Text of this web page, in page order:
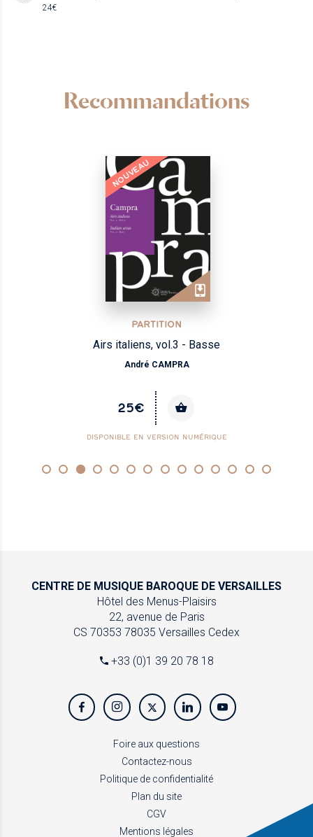
24€
Recommandations
NOUVEAU
PARTITION
Airs italiens, vol.3 - Basse
André CAMPRA
25€
DISPONIBLE EN VERSION NUMÉRIQUE
CENTRE DE MUSIQUE BAROQUE DE VERSAILLES
Hôtel des Menus-Plaisirs
22, avenue de Paris
CS 70353 78035 Versailles Cedex
+33 (0)1 39 20 78 18
Foire aux questions
Contactez-nous
Politique de confidentialité
Plan du site
CGV
Mentions légales